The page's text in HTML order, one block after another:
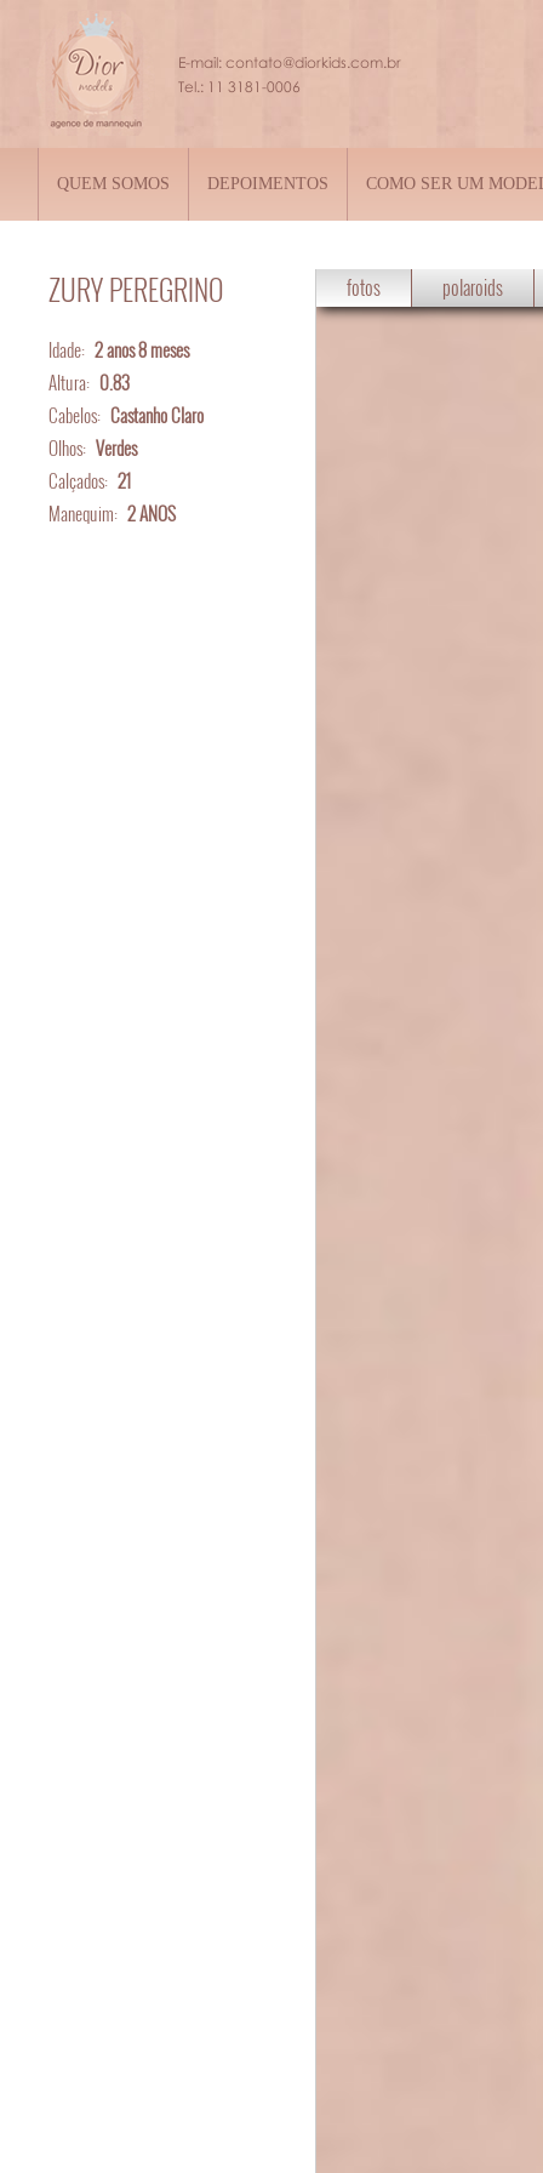
QUEM SOMOS DEPOIMENTOS COMO SER UM
ZURY PEREGRINO
Idade: 2 anos 8 meses
Altura: 0.83
Cabelos: Castanho Claro
Olhos: Verdes
Calçados: 21
Manequim: 2 ANOS
fotos polaroids